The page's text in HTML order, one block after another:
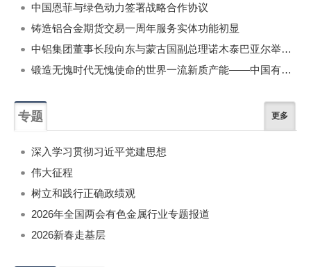
中国恩菲与绿色动力签署战略合作协议
铸造铝合金期货交易一周年服务实体功能初显
中铝集团董事长段向东与蒙古国副总理诺木泰巴亚尔举行会谈
锻造无愧时代无愧使命的世界一流新质产能——中国有色金属工业的战略应对与破局之道（二）
专题 更多
深入学习贯彻习近平党建思想
伟大征程
树立和践行正确政绩观
2026年全国两会有色金属行业专题报道
2026新春走基层